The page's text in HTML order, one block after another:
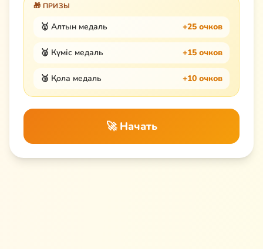
🎁 ПРИЗЫ
🥇 Алтын медаль +25 очков
🥈 Күміс медаль +15 очков
🥉 Қола медаль +10 очков
🚀 Начать